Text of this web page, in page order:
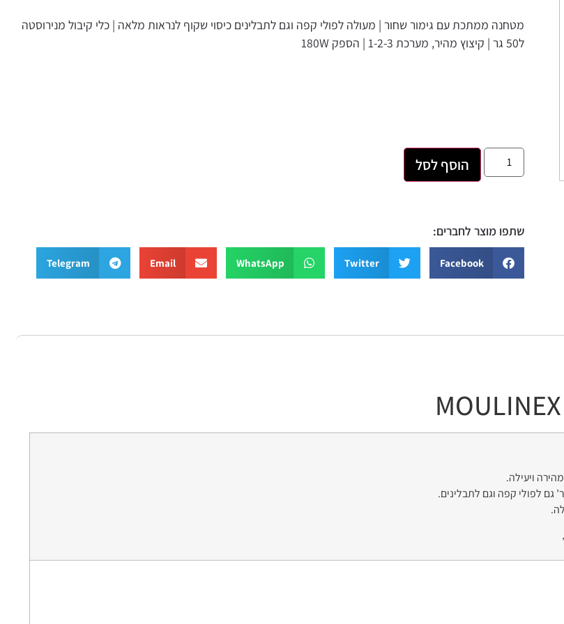
מטחנה ממתכת עם גימור שחור | מעולה לפולי קפה וגם לתבלינים כיסוי שקוף לנראות מלאה | כלי קיבול מנירוסטה
ל50 גר | קיצוץ מהיר, מערכת 1-2-3 | הספק 180W
הוסף לסל
שתפו מוצר לחברים:
Facebook
Twitter
WhatsApp
Email
Telegram